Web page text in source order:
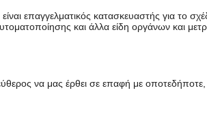
επαγγελματικός κατασκευαστής για το
και άλλα είδη οργάνων και
να μας έρθει σε επαφή με οποτεδήποτε,